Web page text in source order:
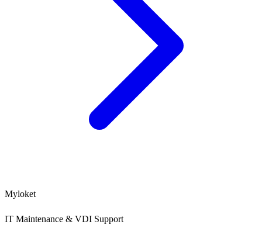
Myloket
IT Maintenance & VDI Support